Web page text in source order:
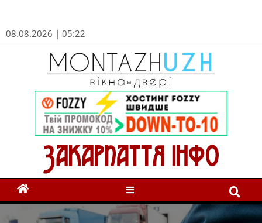
08.08.2026 | 05:22